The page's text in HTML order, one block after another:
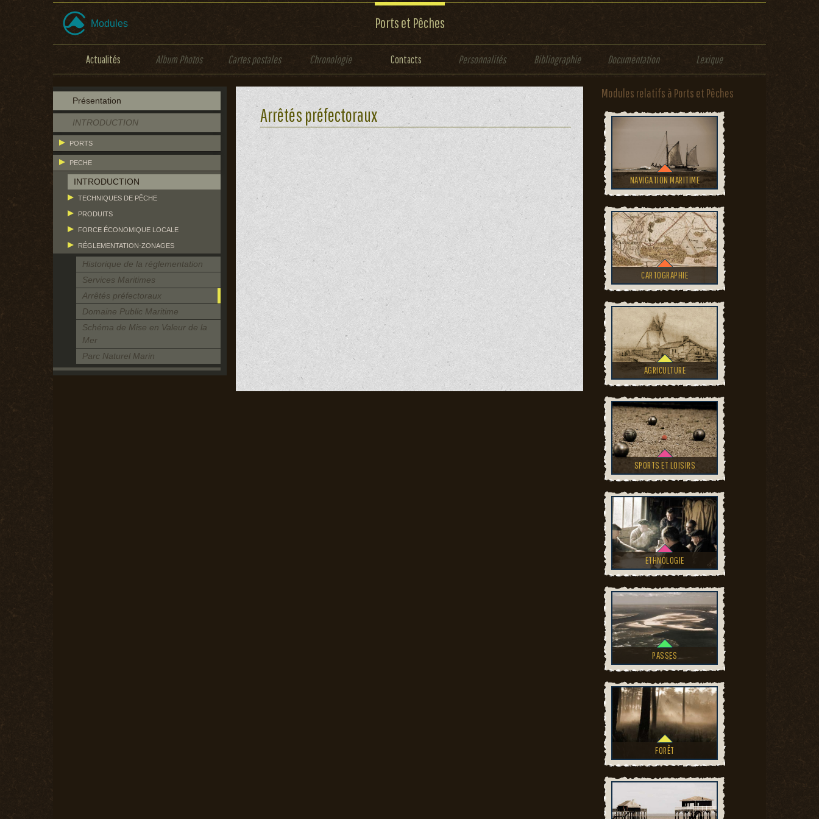
Modules Ports et Pêches
Actualités Album Photos Cartes postales Chronologie Contacts Personnalités Bibliographie Documentation Lexique
Présentation
INTRODUCTION
PORTS
PECHE
INTRODUCTION
TECHNIQUES DE PÊCHE
PRODUITS
FORCE ÉCONOMIQUE LOCALE
RÉGLEMENTATION-ZONAGES
Historique de la réglementation
Services Maritimes
Arrêtés préfectoraux
Domaine Public Maritime
Schéma de Mise en Valeur de la
Mer
Parc Naturel Marin
Arrêtés préfectoraux
Modules relatifs à Ports et Pêches
NAVIGATION MARITIME
CARTOGRAPHIE
AGRICULTURE
SPORTS ET LOISIRS
ETHNOLOGIE
PASSES
FORÊT